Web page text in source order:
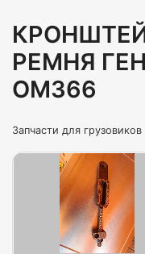
РЕМНЯ
OM366
Запчасти для грузовиков